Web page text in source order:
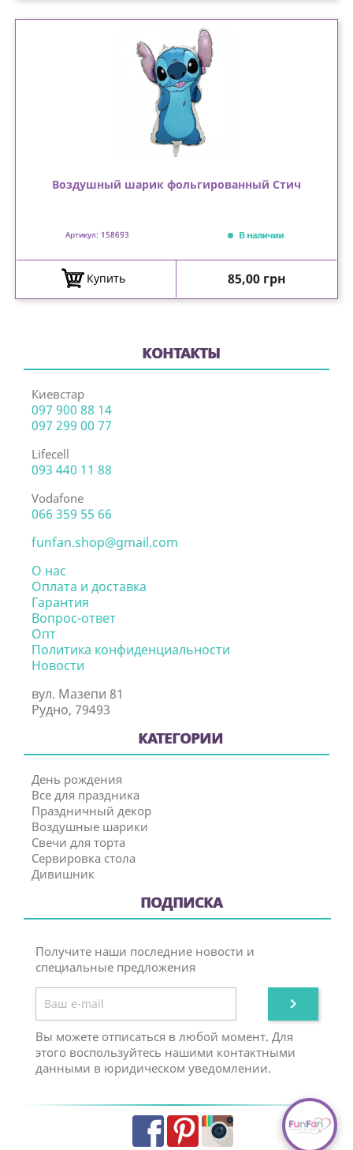
Воздушный шарик фольгированный Стич
Артикул: 158693 В наличии
Купить Цена
85,00 грн
КОНТАКТЫ
Киевстар
097 900 88 14
097 299 00 77
Lifecell
093 440 11 88
Vodafone
066 359 55 66
funfan.shop@gmail.com
О нас
Оплата и доставка
Гарантия
Вопрос-ответ
Опт
Политика конфиденциальности
Новости
вул. Мазепи 81
Рудно, 79493
КАТЕГОРИИ
День рождения
Все для праздника
Праздничный декор
Воздушные шарики
Свечи для торта
Сервировка стола
Дивишник
ПОДПИСКА
Получите наши последние новости и
специальные предложения

Вы можете отписаться в любой момент. Для
этого воспользуйтесь нашими контактными
данными в юридическом уведомлении.
FacebookPinterestInstagram